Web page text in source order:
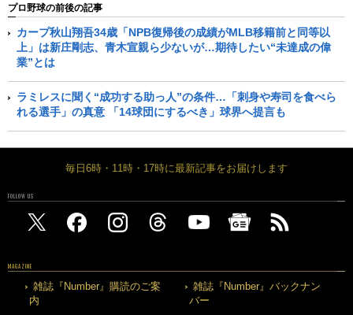
プロ野球の前後の記事
カープ秋山翔吾34歳「NPB復帰後の成績がMLB移籍前と同等以
上」は新庄剛志、青木宣親ら少ないが…期待したい“未達成の偉
業”とは
ラミレスに聞く“成功する助っ人”の条件…「刺身や寿司を食べら
れる選手」の真意 「14球団にするべき」球界へ提言も
毎日6時・11時・17時に最新記事をお届けします
FOLLOW US
MAGAZINE
雑誌『Number』購読のご案
内
雑誌『Number』バックナン
バー